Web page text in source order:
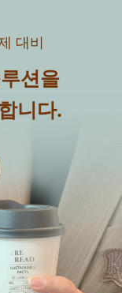
대비
션을
니다.